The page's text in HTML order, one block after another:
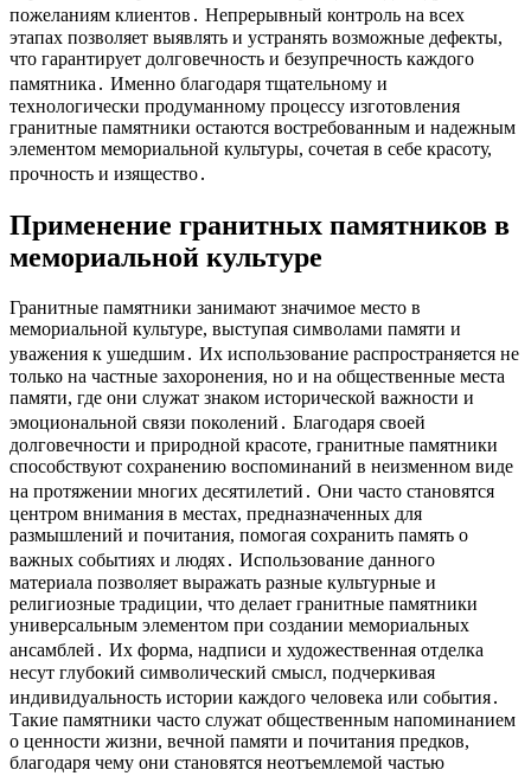
пожеланиям клиентов․ Непрерывный контроль на всех
этапах позволяет выявлять и устранять возможные дефекты,
что гарантирует долговечность и безупречность каждого
памятника․ Именно благодаря тщательному и
технологически продуманному процессу изготовления
гранитные памятники остаются востребованным и надежным
элементом мемориальной культуры, сочетая в себе красоту,
прочность и изящество․
Применение гранитных памятников в
мемориальной культуре
Гранитные памятники занимают значимое место в
мемориальной культуре, выступая символами памяти и
уважения к ушедшим․ Их использование распространяется не
только на частные захоронения, но и на общественные места
памяти, где они служат знаком исторической важности и
эмоциональной связи поколений․ Благодаря своей
долговечности и природной красоте, гранитные памятники
способствуют сохранению воспоминаний в неизменном виде
на протяжении многих десятилетий․ Они часто становятся
центром внимания в местах, предназначенных для
размышлений и почитания, помогая сохранить память о
важных событиях и людях․ Использование данного
материала позволяет выражать разные культурные и
религиозные традиции, что делает гранитные памятники
универсальным элементом при создании мемориальных
ансамблей․ Их форма, надписи и художественная отделка
несут глубокий символический смысл, подчеркивая
индивидуальность истории каждого человека или события․
Такие памятники часто служат общественным напоминанием
о ценности жизни, вечной памяти и почитания предков,
благодаря чему они становятся неотъемлемой частью